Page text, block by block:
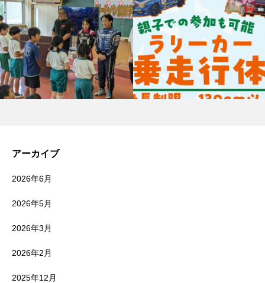
アーカイブ
2026年6月
2026年5月
2026年3月
2026年2月
2025年12月